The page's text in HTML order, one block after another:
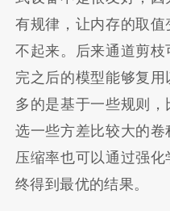
有规律，让内存的取
不起来。后来通道剪
完之后的模型能够复
多的是基于一些规则
选一些方差比较大的
压缩率也可以通过强
终得到最优的结果。